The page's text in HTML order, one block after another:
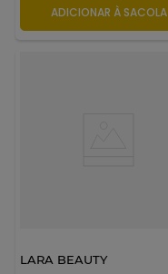
ADICIONAR À SACOLA
LARA BEAUTY